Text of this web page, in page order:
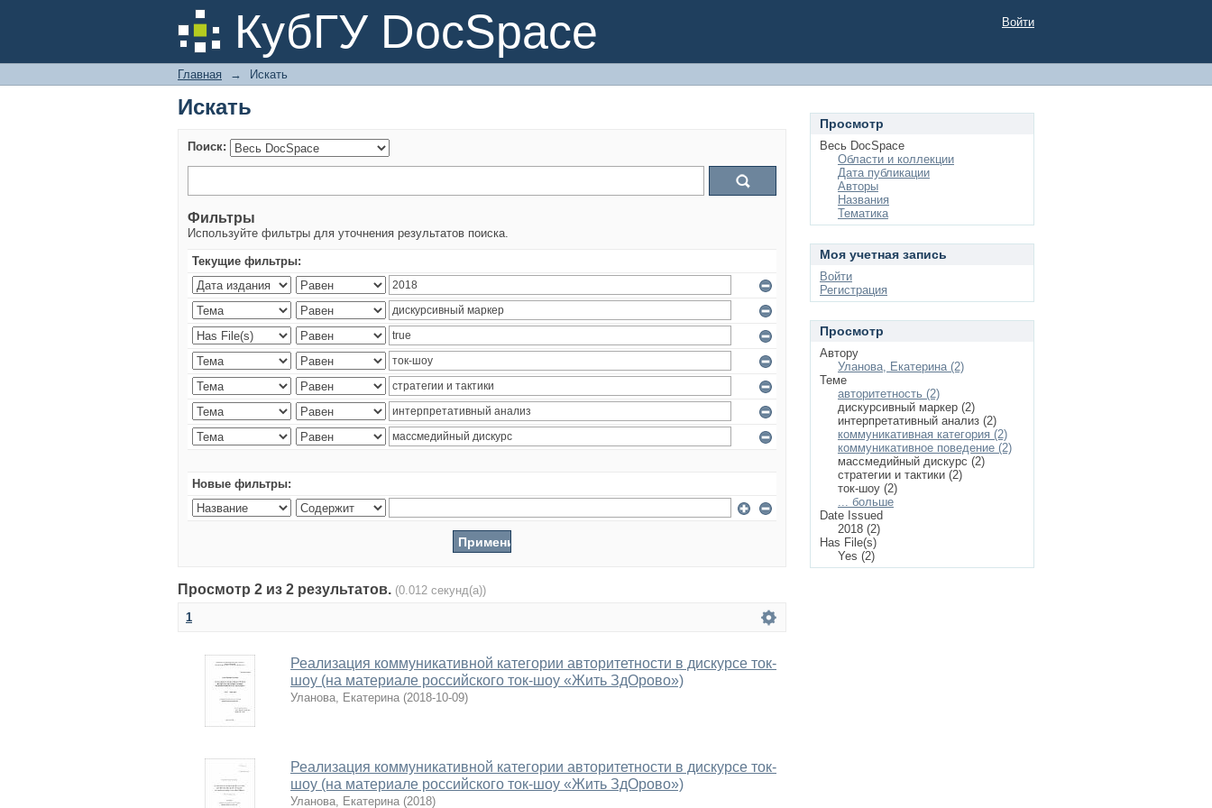
КубГУ DocSpace
Искать Войти
Главная → Искать
Искать
Поиск:
Фильтры
Используйте фильтры для уточнения результатов поиска.
Текущие фильтры:
Новые фильтры:
Просмотр 2 из 2 результатов. (0.012 секунд(а))
1
Реализация коммуникативной категории авторитетности в дискурсе ток-
шоу (на материале российского ток-шоу «Жить ЗдОрово»)
Уланова, Екатерина (2018-10-09)
Реализация коммуникативной категории авторитетности в дискурсе ток-
шоу (на материале российского ток-шоу «Жить ЗдОрово»)
Уланова, Екатерина (2018)
Просмотр
Весь DocSpace
Области и коллекции
Дата публикации
Авторы
Названия
Тематика
Моя учетная запись
Войти
Регистрация
Просмотр
Автору
Уланова, Екатерина (2)
Теме
авторитетность (2)
дискурсивный маркер (2)
интерпретативный анализ (2)
коммуникативная категория (2)
коммуникативное поведение (2)
массмедийный дискурс (2)
стратегии и тактики (2)
ток-шоу (2)
... больше
Date Issued
2018 (2)
Has File(s)
Yes (2)